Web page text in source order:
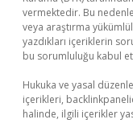
vermektedir. Bu
veya araştırma
yazdıkları içeriklerin
bu sorumluluğu kabul
Hukuka ve yasal
içerikleri,
halinde, ilgili içerikler